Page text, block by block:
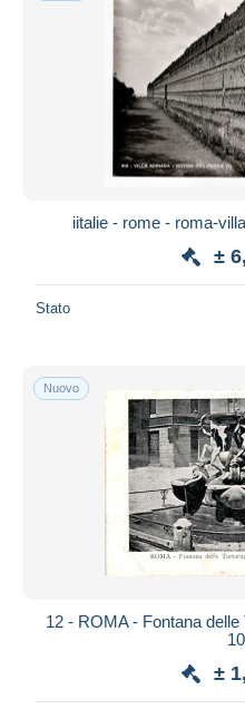
iitalie - rome - roma-
±
Stato
Nuovo
12 - ROMA - Fontana delle
±